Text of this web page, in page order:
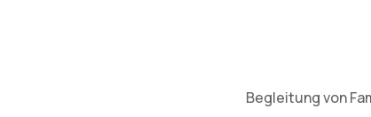
Begleitung von